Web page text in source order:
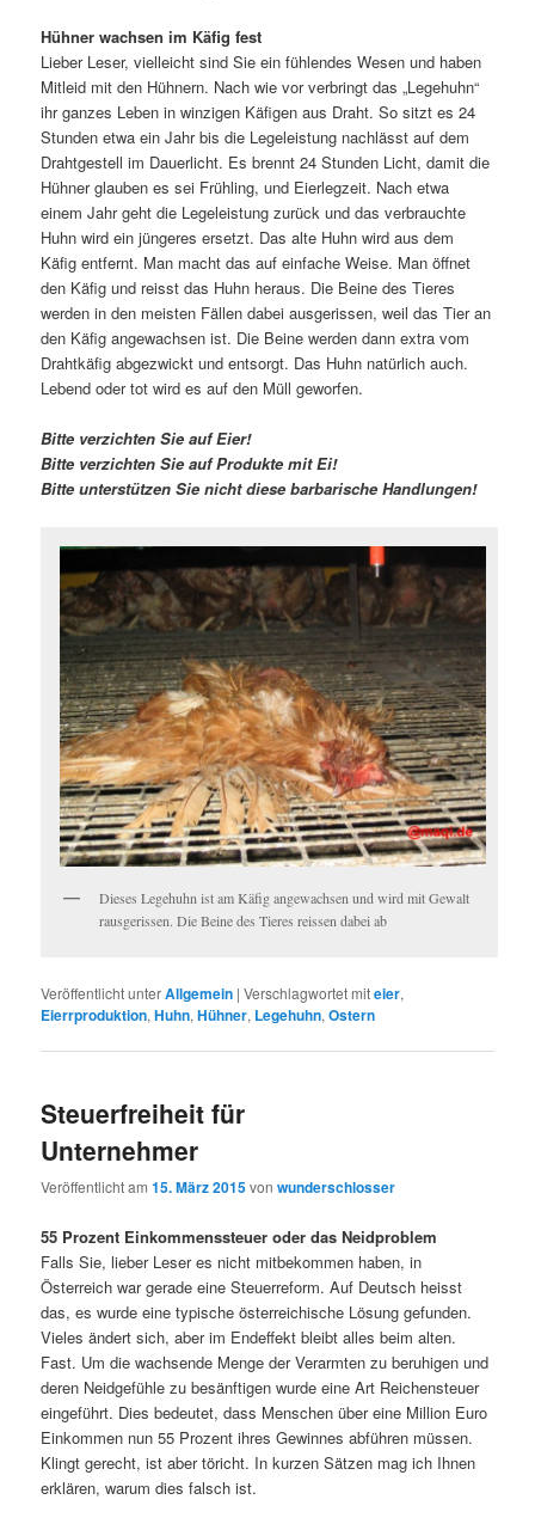
Hühner wachsen im Käfig fest
Lieber Leser, vielleicht sind Sie ein fühlendes Wesen und haben
Mitleid mit den Hühnern. Nach wie vor verbringt das „Legehuhn“
ihr ganzes Leben in winzigen Käfigen aus Draht. So sitzt es 24
Stunden etwa ein Jahr bis die Legeleistung nachlässt auf dem
Drahtgestell im Dauerlicht. Es brennt 24 Stunden Licht, damit die
Hühner glauben es sei Frühling, und Eierlegzeit. Nach etwa
einem Jahr geht die Legeleistung zurück und das verbrauchte
Huhn wird ein jüngeres ersetzt. Das alte Huhn wird aus dem
Käfig entfernt. Man macht das auf einfache Weise. Man öffnet
den Käfig und reisst das Huhn heraus. Die Beine des Tieres
werden in den meisten Fällen dabei ausgerissen, weil das Tier an
den Käfig angewachsen ist. Die Beine werden dann extra vom
Drahtkäfig abgezwickt und entsorgt. Das Huhn natürlich auch.
Lebend oder tot wird es auf den Müll geworfen.
Bitte verzichten Sie auf Eier!
Bitte verzichten Sie auf Produkte mit Ei!
Bitte unterstützen Sie nicht diese barbarische Handlungen!
Dieses Legehuhn ist am Käfig angewachsen und wird mit Gewalt
rausgerissen. Die Beine des Tieres reissen dabei ab
Veröffentlicht unterAllgemein |Verschlagwortet miteier,
Eierrproduktion,Huhn,Hühner, Legehuhn,Ostern
Steuerfreiheit für
Unternehmer
Veröffentlicht am15. März 2015vonwunderschlosser
55 Prozent Einkommenssteuer oder das Neidproblem
Falls Sie, lieber Leser es nicht mitbekommen haben, in
Österreich war gerade eine Steuerreform. Auf Deutsch heisst
das, es wurde eine typische österreichische Lösung gefunden.
Vieles ändert sich, aber im Endeffekt bleibt alles beim alten.
Fast. Um die wachsende Menge der Verarmten zu beruhigen und
deren Neidgefühle zu besänftigen wurde eine Art Reichensteuer
eingeführt. Dies bedeutet, dass Menschen über eine Million Euro
Einkommen nun 55 Prozent ihres Gewinnes abführen müssen.
Klingt gerecht, ist aber töricht. In kurzen Sätzen mag ich Ihnen
erklären, warum dies falsch ist.